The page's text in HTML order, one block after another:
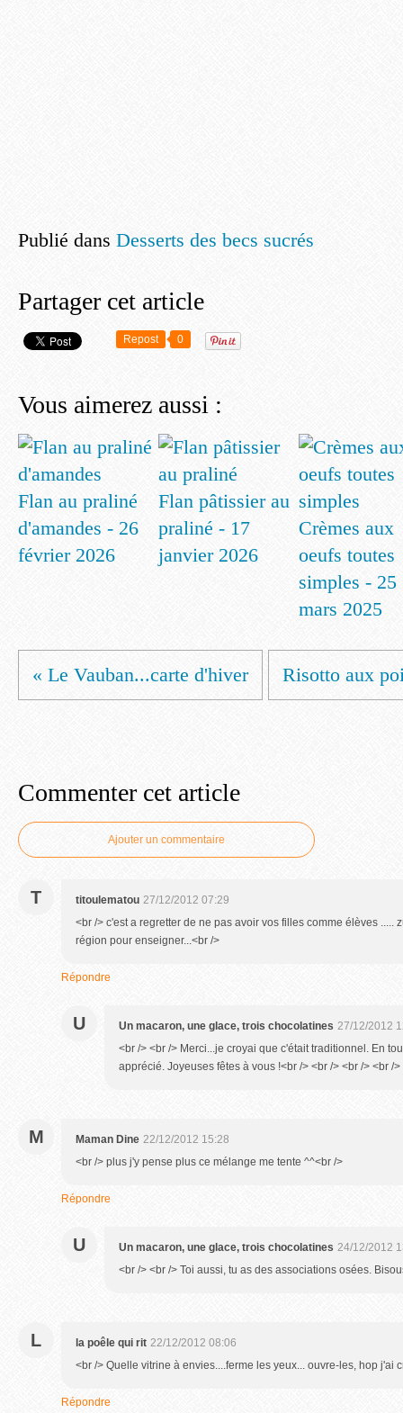
Publié dans Desserts des becs sucrés
Partager cet article
Repost 0
Vous aimerez aussi :
Flan au praliné
d'amandes - 26
février 2026
Flan pâtissier au
praliné - 17
janvier 2026
Crèmes aux
oeufs toutes
simples - 25
mars 2025
« Le Vauban...carte d'hiver Risotto aux
Commenter cet article
Ajouter un commentaire
T titoulematou 27/12/2012 07:29
<br /> c'est a regretter de ne pas avoir vos filles comme élèves .....
région pour enseigner...<br />
Répondre
U Un macaron, une glace, trois chocolatines 27/12/2012
<br /> <br /> Merci...je croyai que c'était traditionnel. En
apprécié. Joyeuses fêtes à vous !<br /> <br /> <br /> <br />
M Maman Dine 22/12/2012 15:28
<br /> plus j'y pense plus ce mélange me tente ^^<br />
Répondre
U Un macaron, une glace, trois chocolatines 24/12/2012
<br /> <br /> Toi aussi, tu as des associations osées.
L la poêle qui rit 22/12/2012 08:06
<br /> Quelle vitrine à envies....ferme les yeux... ouvre-les, hop j'ai
Répondre